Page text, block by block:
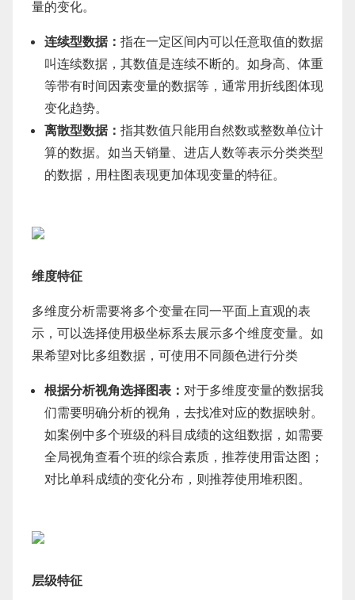
量的变化。
连续型数据： 指在一定区间内可以任意取值的数据
叫连续数据，其数值是连续不断的。如身高、体重
等带有时间因素变量的数据等，通常用折线图体现
变化趋势。
离散型数据： 指其数值只能用自然数或整数单位计
算的数据。如当天销量、进店人数等表示分类类型
的数据，用柱图表现更加体现变量的特征。
维度特征
多维度分析需要将多个变量在同一平面上直观的表
示，可以选择使用极坐标系去展示多个维度变量。如
果希望对比多组数据，可使用不同颜色进行分类
根据分析视角选择图表： 对于多维度变量的数据我
们需要明确分析的视角，去找准对应的数据映射。
如案例中多个班级的科目成绩的这组数据，如需要
全局视角查看个班的综合素质，推荐使用雷达图；
对比单科成绩的变化分布，则推荐使用堆积图。
层级特征